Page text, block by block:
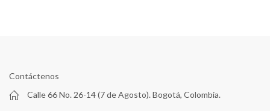
Contáctenos
Calle 66 No. 26-14 (7 de Agosto). Bogotá, Colombia.